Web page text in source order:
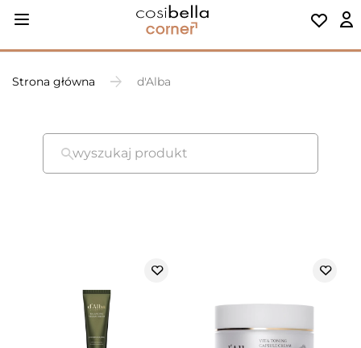
Strona główna d'Alba
wyszukaj produkt